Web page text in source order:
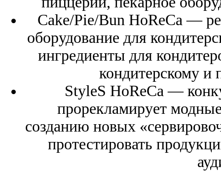
Cake/Pie/Bun HoReCa —
оборудование для
ингредиенты для
кондитерскому и
StyleS НоReCa —
прорекламирует
созданию новых
протестировать